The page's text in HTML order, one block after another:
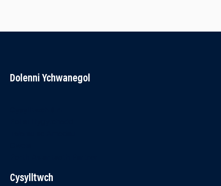
Dolenni Ychwanegol
Cysylltwch